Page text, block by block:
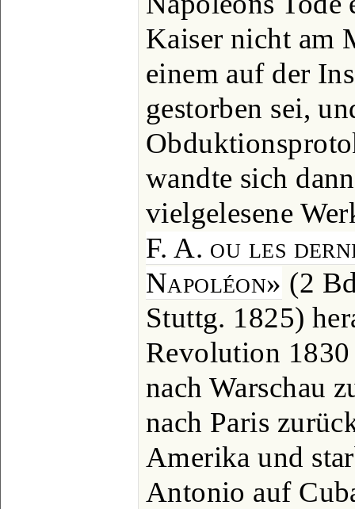
Kaiser nicht am
einem auf der
gestorben sei,
wandte sich
vielgelesene
F. A. ou les
Napoléon» (2
Stuttg. 1825)
Revolution
nach Warschau
nach Paris
Amerika und
Antonio auf